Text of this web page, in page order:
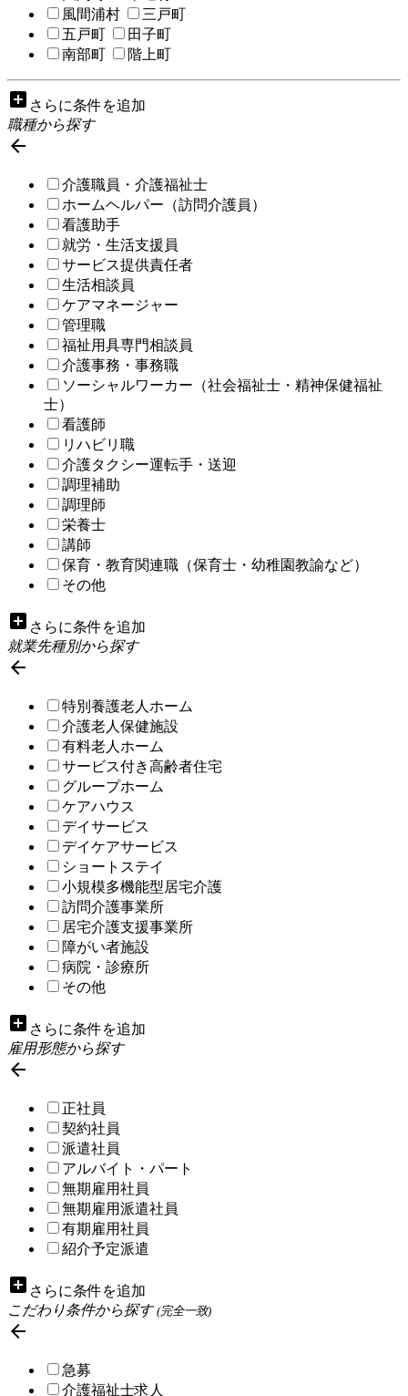
風間浦村
三戸町
五戸町
田子町
南部町
階上町
add_box さらに条件を追加
職種から探す

介護職員・介護福祉士
ホームヘルパー（訪問介護員）
看護助手
就労・生活支援員
サービス提供責任者
生活相談員
ケアマネージャー
管理職
福祉用具専門相談員
介護事務・事務職
ソーシャルワーカー（社会福祉士・精神保健福祉
士）
看護師
リハビリ職
介護タクシー運転手・送迎
調理補助
調理師
栄養士
講師
保育・教育関連職（保育士・幼稚園教諭など）
その他
add_box さらに条件を追加
就業先種別から探す

特別養護老人ホーム
介護老人保健施設
有料老人ホーム
サービス付き高齢者住宅
グループホーム
ケアハウス
デイサービス
デイケアサービス
ショートステイ
小規模多機能型居宅介護
訪問介護事業所
居宅介護支援事業所
障がい者施設
病院・診療所
その他
add_box さらに条件を追加
雇用形態から探す

正社員
契約社員
派遣社員
アルバイト・パート
無期雇用社員
無期雇用派遣社員
有期雇用社員
紹介予定派遣
add_box さらに条件を追加
こだわり条件から探す(完全一致)

急募
介護福祉士求人